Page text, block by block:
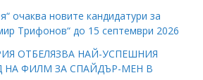
очаква новите кандидатури за
Трифонов“ до 15 септември 2026
ОТБЕЛЯЗВА НАЙ-УСПЕШНИЯ
НА ФИЛМ ЗА СПАЙДЪР-МЕН В